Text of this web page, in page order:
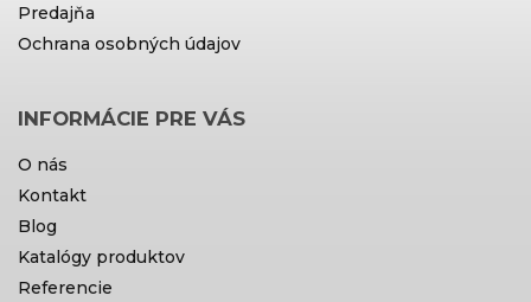
Predajňa
Ochrana osobných údajov
INFORMÁCIE PRE VÁS
O nás
Kontakt
Blog
Katalógy produktov
Referencie